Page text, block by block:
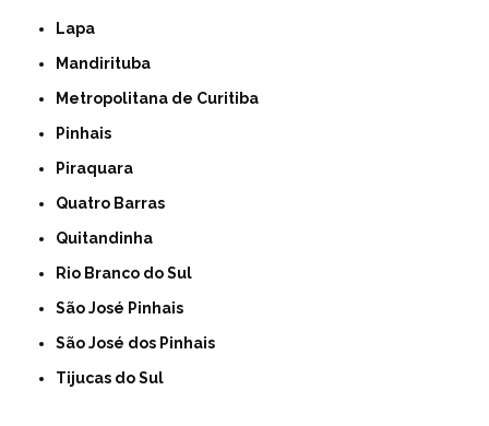
Lapa
Mandirituba
Metropolitana de Curitiba
Pinhais
Piraquara
Quatro Barras
Quitandinha
Rio Branco do Sul
São José Pinhais
São José dos Pinhais
Tijucas do Sul